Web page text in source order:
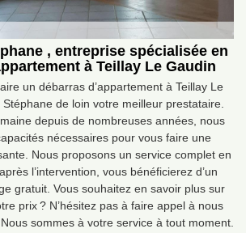
, entreprise spécialisée en
à Teillay Le Gaudin
un débarras d’appartement à Teillay Le
de loin votre meilleur prestataire.
depuis de nombreuses années, nous
nécessaires pour vous faire une
Nous proposons un service complet en
l’intervention, vous bénéficierez d’un
gratuit. Vous souhaitez en savoir plus sur
prix ? N’hésitez pas à faire appel à nous
sommes à votre service à tout moment.